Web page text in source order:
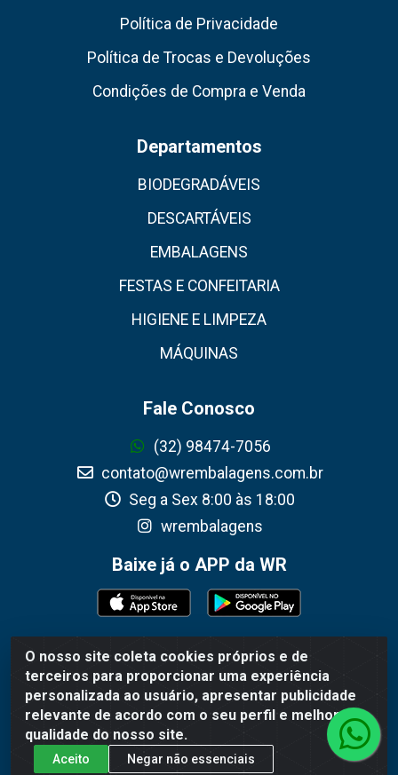
O nosso site coleta cookies próprios e de
terceiros para proporcionar uma experiência
personalizada ao usuário, apresentar publicidade
relevante de acordo com o seu perfil e melhorar a
qualidade do nosso site.
Aceito Negar não essenciais
Política de Privacidade
Política de Trocas e Devoluções
Condições de Compra e Venda
Departamentos
BIODEGRADÁVEIS
DESCARTÁVEIS
EMBALAGENS
FESTAS E CONFEITARIA
HIGIENE E LIMPEZA
MÁQUINAS
Fale Conosco
(32) 98474-7056
contato@wrembalagens.com.br
Seg a Sex 8:00 às 18:00
wrembalagens
Baixe já o APP da WR
WR Embalagens - R. Cel. Teodoro Gomes de Araújo, 1360 -
Grogotó - Barbacena / MG - CEP 36202-628 - CNPJ
02.692.206/0001-55